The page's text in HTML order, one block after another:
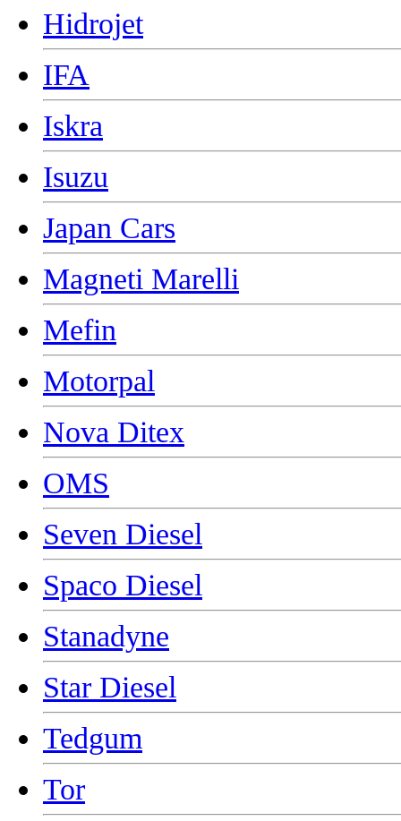
Hidrojet
IFA
Iskra
Isuzu
Japan Cars
Magneti Marelli
Mefin
Motorpal
Nova Ditex
OMS
Seven Diesel
Spaco Diesel
Stanadyne
Star Diesel
Tedgum
Tor